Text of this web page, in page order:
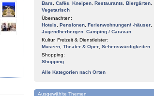
Bars
Cafés Kneipen Restaurants Biergärten
Vegetarisch
Übernachten:
Hotels
Pensionen Ferienwohnungen/ -häuser
Jugendherbergen Camping / Caravan
Kultur, Freizeit & Dienstleister:
Museen Theater & Oper Sehenswürdigkeiten
Shopping:
Shopping
Alle Kategorien nach Orten
Ausgewählte Themen